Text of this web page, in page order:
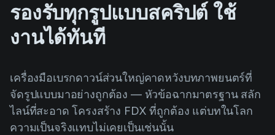
รองรับทุกรูปแบบสคริปต์ ใช้
งานได้ทันที
เครื่องมือเบรกดาวน์ส่วนใหญ่คาดหวังบทภาพยนตร์ที่
จัดรูปแบบมาอย่างถูกต้อง — หัวข้อฉากมาตรฐาน สลัก
ไลน์ที่สะอาด โครงสร้าง FDX ที่ถูกต้อง แต่บทในโลก
ความเป็นจริงแทบไม่เคยเป็นเช่นนั้น